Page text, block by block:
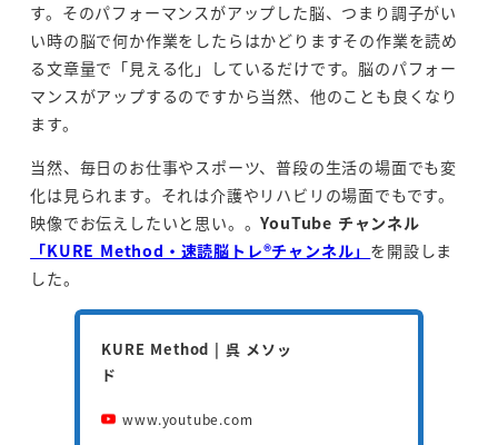
す。そのパフォーマンスがアップした脳、つまり調子がい
い時の脳で何か作業をしたらはかどりますその作業を読め
る文章量で「見える化」しているだけです。脳のパフォー
マンスがアップするのですから当然、他のことも良くなり
ます。
当然、毎日のお仕事やスポーツ、普段の生活の場面でも変
化は見られます。それは介護やリハビリの場面でもです。
映像でお伝えしたいと思い。。YouTube チャンネル
「KURE Method・速読脳トレ®チャンネル」 を開設しま
した。
KURE Method | 呉 メソッ
ド
www.youtube.com